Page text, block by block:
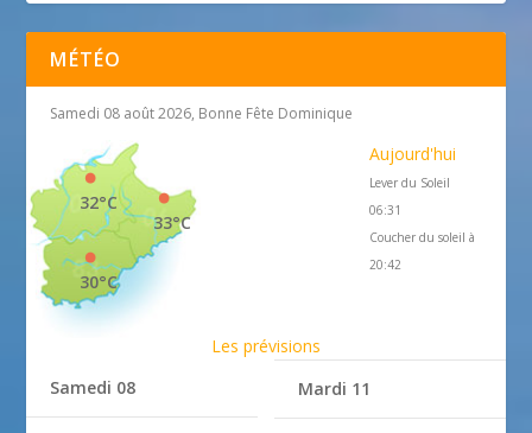
MÉTÉO
Samedi 08 août 2026, Bonne Fête Dominique
33°C
32°C
30°C
Aujourd'hui
Lever du Soleil
06:31
Coucher du soleil à
20:42
Les prévisions
Samedi 08
Mardi 11